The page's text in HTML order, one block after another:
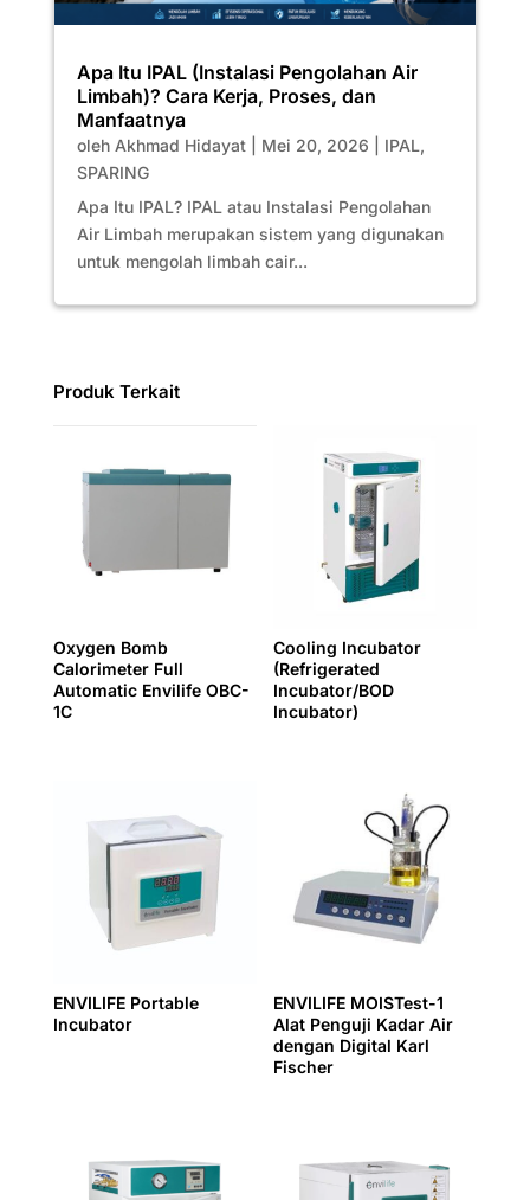
Apa Itu IPAL (Instalasi Pengolahan Air
Limbah)? Cara Kerja, Proses, dan
Manfaatnya
oleh Akhmad Hidayat| Mei 20, 2026 IPAL,
SPARING
Apa Itu IPAL? IPAL atau Instalasi Pengolahan
Air Limbah merupakan sistem yang digunakan
untuk mengolah limbah cair...
Produk Terkait
Oxygen Bomb
Calorimeter Full
Automatic Envilife OBC-
1C
Cooling Incubator
(Refrigerated
Incubator/BOD
Incubator)
ENVILIFE Portable
Incubator
ENVILIFE MOISTest-1
Alat Penguji Kadar Air
dengan Digital Karl
Fischer